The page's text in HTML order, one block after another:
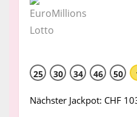
25 30 34 46 50
Nächster Jackpot: CHF